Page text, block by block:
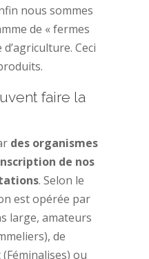
nous sommes
de « fermes
Ceci
faire la
des organismes
de nos
. Selon le
est opérée par
large, amateurs
de
ou